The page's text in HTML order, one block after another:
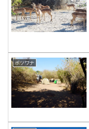
ボツワナ